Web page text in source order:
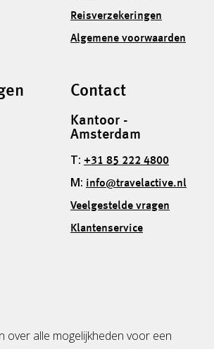
Reisverzekeringen
Algemene voorwaarden
Contact
Kantoor -
Amsterdam
T: +31 85 222 4800
M: info@travelactive.nl
Veelgestelde vragen
Klantenservice
over alle mogelijkheden voor een